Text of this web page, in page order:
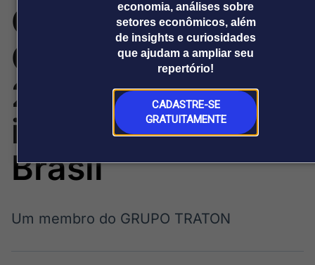
economia, análises sobre
setores econômicos, além
de insights e curiosidades
que ajudam a ampliar seu
repertório!
CADASTRE-SE
GRATUITAMENTE
Plataformas
Broadcast
Broadcast+
O mercado
financeiro em
tempo real
Broadcast
Tudo sobre o
agronegócio
Broadcast
tempo real
Broadcast
Releases Broadcast
Prêmio Broadcast
Empresas
Releases
Gincana do
Caminhoneiro
2026 tem apoio
inédito da TFS
Brasil
Um membro do GRUPO TRATON